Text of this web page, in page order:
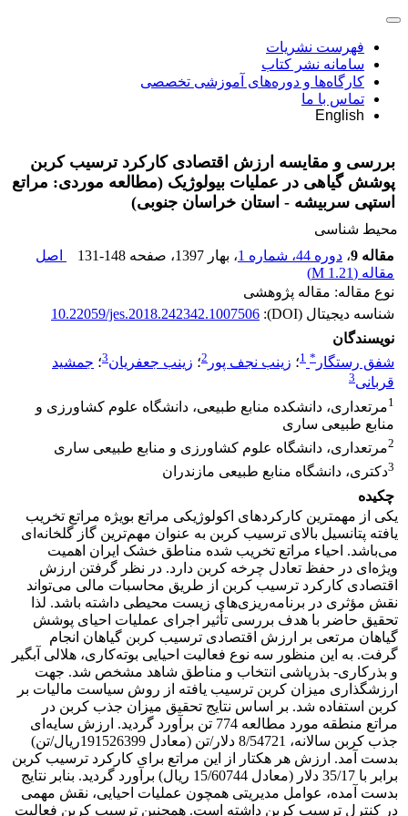
فهرست نشریات
سامانه نشر کتاب
کارگاه‌ها و دوره‌های آموزشی تخصصی
تماس با ما
English
بررسی و مقایسه ارزش اقتصادی کارکرد ترسیب کربن
پوشش گیاهی در عملیات بیولوژیک (مطالعه موردی: مراتع
استپی سربیشه - استان خراسان جنوبی)
محیط شناسی
مقاله 9
، دوره 44، شماره 1 ، بهار 1397 ، صفحه 131-148
اصل
مقاله (1.21 M
)
نوع مقاله: مقاله پژوهشی
شناسه دیجیتال (DOI):
10.22059/jes.2018.242342.1007506
نویسندگان
شفق رستگار *
1؛ زینب نجف پور 2؛ زینب جعفریان3؛ جمشید
قربانی3
1مرتعداری، دانشکده منابع طبیعی، دانشگاه علوم کشاورزی و
منابع طبیعی ساری
2مرتعداری، دانشگاه علوم کشاورزی و منابع طبیعی ساری
3دکتری، دانشگاه منابع طبیعی مازندران
چکیده
یکی از مهمترین کارکردهای اکولوژیکی مراتع بویژه مراتع تخریب
یافته پتانسیل بالای ترسیب کربن به عنوان مهم‌ترین گاز گلخانه‌ای
می‌باشد. احیاء مراتع تخریب شده مناطق خشک ایران اهمیت
ویژه‌ای در حفظ تعادل چرخه کربن دارد. در نظر گرفتن ارزش
اقتصادی کارکرد ترسیب کربن از طریق محاسبات مالی می‌تواند
نقش مؤثری در برنامه‌ریزی‌های زیست محیطی داشته باشد. لذا
تحقیق حاضر با هدف بررسی تأثیر اجرای عملیات احیای پوشش
گیاهان مرتعی بر ارزش اقتصادی ترسیب کربن گیاهان انجام
گرفت. به این منظور سه نوع فعالیت احیایی بوته‌کاری، هلالی آبگیر
و بذرکاری- بذرپاشی انتخاب و مناطق شاهد مشخص شد. جهت
ارزشگذاری میزان کربن ترسیب یافته از روش سیاست مالیات بر
کربن استفاده شد. بر اساس نتایج تحقیق میزان جذب کربن در
مراتع منطقه مورد مطالعه 774 تن برآورد گردید. ارزش سایه‌ای
جذب کربن سالانه، 8/54721 دلار/تن (معادل 191526399ریال/تن)
بدست آمد. ارزش هر هکتار از این مراتع برای کارکرد ترسیب کربن
برابر با 35/17 دلار (معادل 15/60744 ریال) برآورد گردید. بنابر نتایج
بدست آمده، عوامل مدیریتی همچون عملیات احیایی، نقش مهمی
در کنترل ترسیب کربن داشته است. همچنین ترسیب کربن فعالیت